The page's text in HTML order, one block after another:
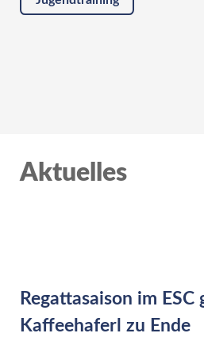
Aktuelles
Regattasaison im
Kaffeehaferl zu Ende